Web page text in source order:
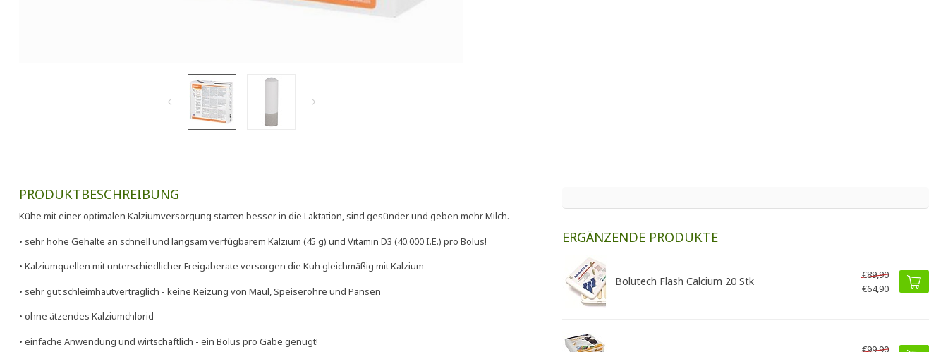
PRODUKTBESCHREIBUNG
Kühe mit einer optimalen Kalziumversorgung starten besser in die Laktation, sind gesünder und geben mehr Milch.
• sehr hohe Gehalte an schnell und langsam verfügbarem Kalzium (45 g) und Vitamin D3 (40.000 I.E.) pro Bolus!
• Kalziumquellen mit unterschiedlicher Freigaberate versorgen die Kuh gleichmäßig mit Kalzium
• sehr gut schleimhautverträglich - keine Reizung von Maul, Speiseröhre und Pansen
• ohne ätzendes Kalziumchlorid
• einfache Anwendung und wirtschaftlich - ein Bolus pro Gabe genügt!
ERGÄNZENDE PRODUKTE
Bolutech Flash Calcium 20 Stk
€89,90
€64,90